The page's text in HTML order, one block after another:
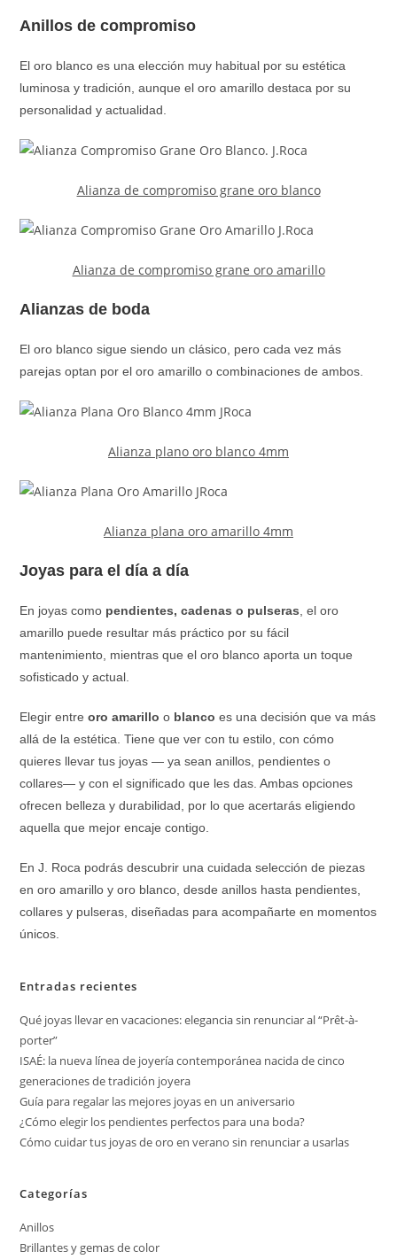
Anillos de compromiso
El oro blanco es una elección muy habitual por su estética
luminosa y tradición, aunque el oro amarillo destaca por su
personalidad y actualidad.
Alianza de compromiso grane oro blanco
Alianza de compromiso grane oro amarillo
Alianzas de boda
El oro blanco sigue siendo un clásico, pero cada vez más
parejas optan por el oro amarillo o combinaciones de ambos.
Alianza plano oro blanco 4mm
Alianza plana oro amarillo 4mm
Joyas para el día a día
En joyas como pendientes, cadenas o pulseras , el oro
amarillo puede resultar más práctico por su fácil
mantenimiento, mientras que el oro blanco aporta un toque
sofisticado y actual.
Elegir entreoro amarillo o blanco es una decisión que va más
allá de la estética. Tiene que ver con tu estilo, con cómo
quieres llevar tus joyas — ya sean anillos, pendientes o
collares— y con el significado que les das. Ambas opciones
ofrecen belleza y durabilidad, por lo que acertarás eligiendo
aquella que mejor encaje contigo.
En J. Roca podrás descubrir una cuidada selección de piezas
en oro amarillo y oro blanco, desde anillos hasta pendientes,
collares y pulseras, diseñadas para acompañarte en momentos
únicos.
Entradas recientes
Qué joyas llevar en vacaciones: elegancia sin renunciar al “Prêt-à-
porter”
ISAÉ: la nueva línea de joyería contemporánea nacida de cinco
generaciones de tradición joyera
Guía para regalar las mejores joyas en un aniversario
¿Cómo elegir los pendientes perfectos para una boda?
Cómo cuidar tus joyas de oro en verano sin renunciar a usarlas
Categorías
Anillos
Brillantes y gemas de color